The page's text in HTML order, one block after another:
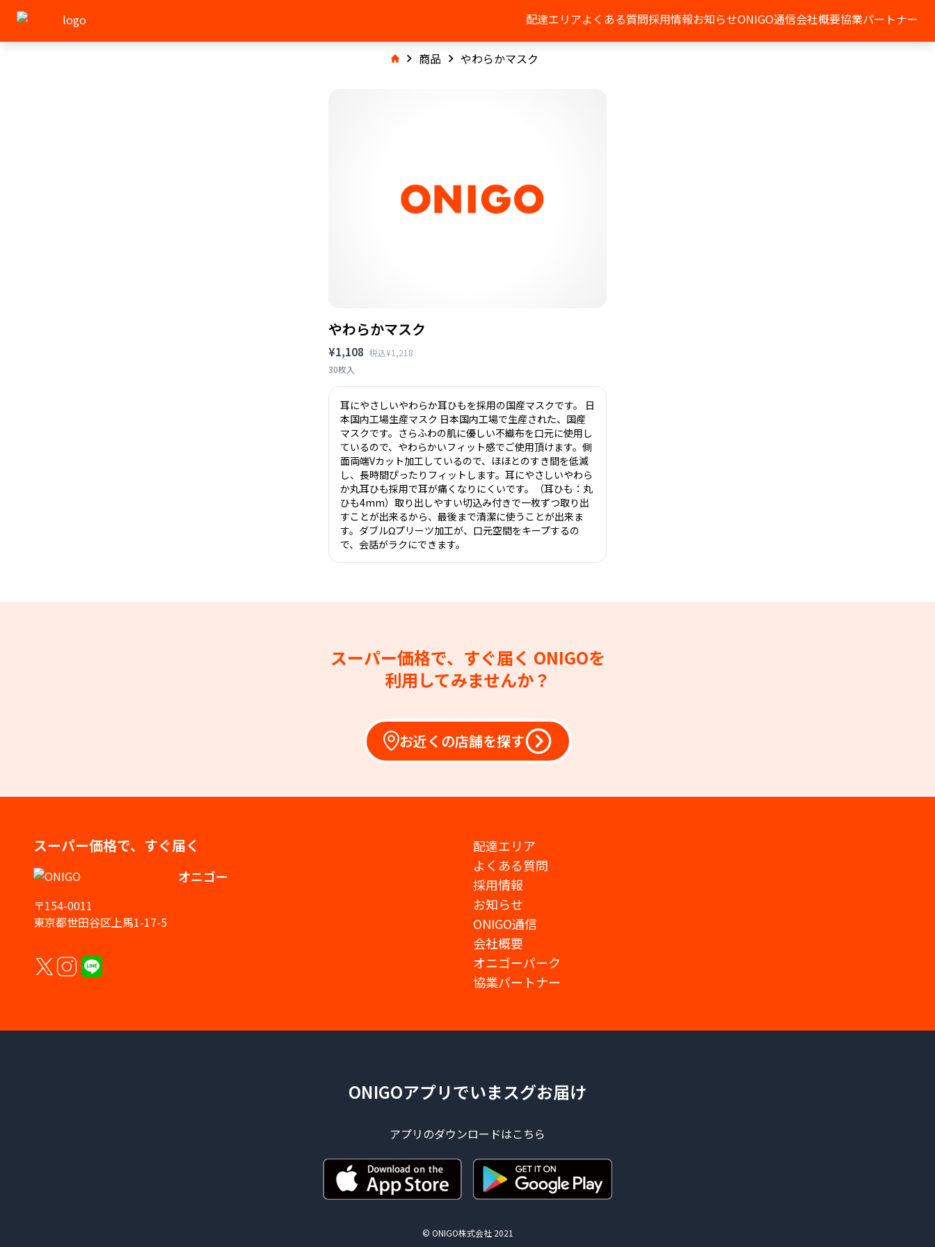
配達エリアよくある質問採用情報お知らせONIGO通信会社概要協業パートナー
商品 やわらかマスク
やわらかマスク
¥1,108 税込¥1,218
30枚入
耳にやさしいやわらか耳ひもを採用の国産マスクです。 日
本国内工場生産マスク 日本国内工場で生産された、国産
マスクです。さらふわの肌に優しい不織布を口元に使用し
ているので、やわらかいフィット感でご使用頂けます。側
面両端Vカット加工しているので、ほほとのすき間を低減
し、長時間ぴったりフィットします。耳にやさしいやわら
か丸耳ひも採用で耳が痛くなりにくいです。（耳ひも：丸
ひも4mm）取り出しやすい切込み付きで一枚ずつ取り出
すことが出来るから、最後まで清潔に使うことが出来ま
す。ダブルΩプリーツ加工が、口元空間をキープするの
で、会話がラクにできます。
スーパー価格で、すぐ届く ONIGOを
利用してみませんか？
お近くの店舗を探す
スーパー価格で、すぐ届く
オニゴー
〒154-0011
東京都世田谷区上馬1-17-5
配達エリア
よくある質問
採用情報
お知らせ
ONIGO通信
会社概要
オニゴーパーク
協業パートナー
ONIGOアプリでいまスグお届け
アプリのダウンロードはこちら
© ONIGO株式会社 2021